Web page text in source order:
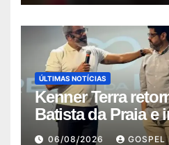
ÚLTIMAS NOTÍCIAS
Kenner Terra
Batista da Praia e
…06/08/2026 GOSPEL